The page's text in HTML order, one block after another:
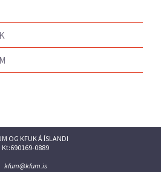
OG KFUK Á ÍSLANDI
Kt:690169-0889
kfum@kfum.is